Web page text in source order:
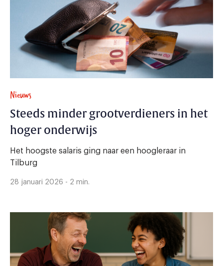
Nieuws
Steeds minder grootverdieners in het
hoger onderwijs
Het hoogste salaris ging naar een hoogleraar in
Tilburg
28 januari 2026 - 2 min.